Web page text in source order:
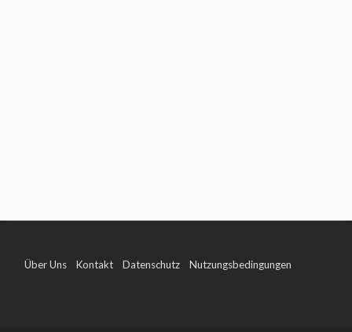
Über Uns Kontakt Datenschutz Nutzungsbedingungen